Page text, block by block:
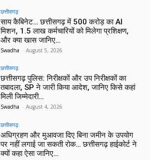
छत्तीसगढ़
साय कैबिनेट… छत्तीसगढ़ में 500 करोड़ का AI
मिशन, 1.5 लाख कर्मचारियों को मिलेगा प्रशिक्षण,
और क्या खास जानिए…
Swadha - August 5, 2026
छत्तीसगढ़
छत्तीसगढ़ पुलिस: निरीक्षकों और उप निरीक्षकों का
तबादला, SP ने जारी किया आदेश, जानिए किसे कहां
मिली जिम्मेदारी…
Swadha - August 4, 2026
छत्तीसगढ़
अधिग्रहण और मुआवजा दिए बिना जमीन के उपयोग
पर नहीं लगाई जा सकती रोक… छत्तीसगढ़ हाईकोर्ट ने
क्यों कहा ऐसा जानिए…